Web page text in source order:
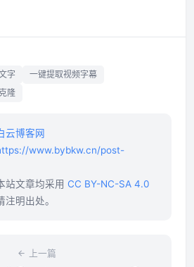
字
一键提取视频字幕
隆
云博客网
www.bybkw.cn/post-
站文章均采用 CC BY-NC-SA 4.0
明出处。
上一篇